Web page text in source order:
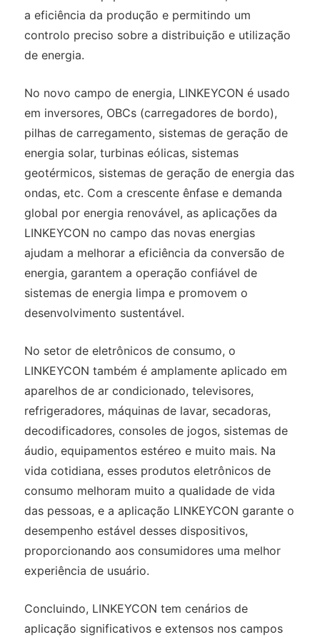
a eficiência da produção e permitindo um
controlo preciso sobre a distribuição e utilização
de energia.
No novo campo de energia, LINKEYCON é usado
em inversores, OBCs (carregadores de bordo),
pilhas de carregamento, sistemas de geração de
energia solar, turbinas eólicas, sistemas
geotérmicos, sistemas de geração de energia das
ondas, etc. Com a crescente ênfase e demanda
global por energia renovável, as aplicações da
LINKEYCON no campo das novas energias
ajudam a melhorar a eficiência da conversão de
energia, garantem a operação confiável de
sistemas de energia limpa e promovem o
desenvolvimento sustentável.
No setor de eletrônicos de consumo, o
LINKEYCON também é amplamente aplicado em
aparelhos de ar condicionado, televisores,
refrigeradores, máquinas de lavar, secadoras,
decodificadores, consoles de jogos, sistemas de
áudio, equipamentos estéreo e muito mais. Na
vida cotidiana, esses produtos eletrônicos de
consumo melhoram muito a qualidade de vida
das pessoas, e a aplicação LINKEYCON garante o
desempenho estável desses dispositivos,
proporcionando aos consumidores uma melhor
experiência de usuário.
Concluindo, LINKEYCON tem cenários de
aplicação significativos e extensos nos campos